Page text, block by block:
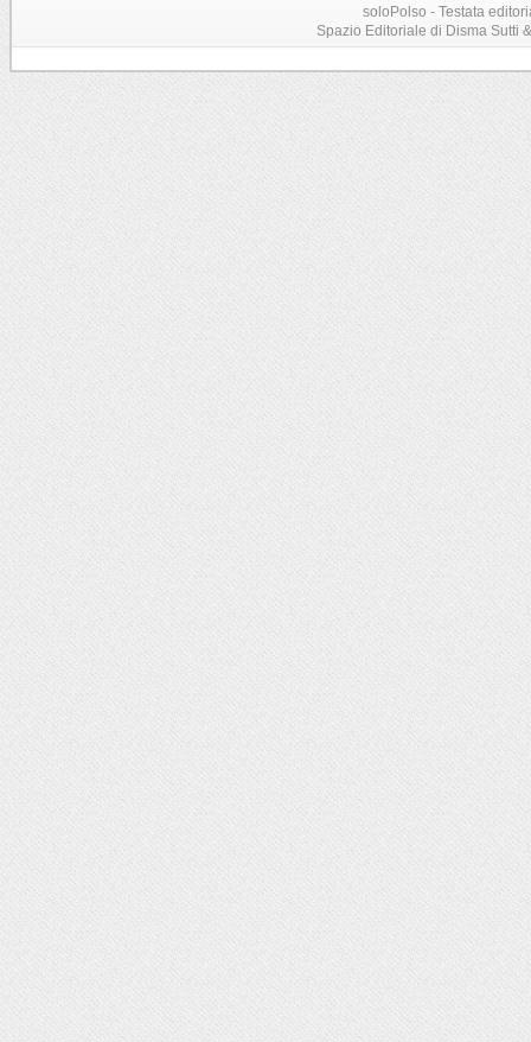
soloPolso - Testata
Spazio Editoriale di Disma Sutti